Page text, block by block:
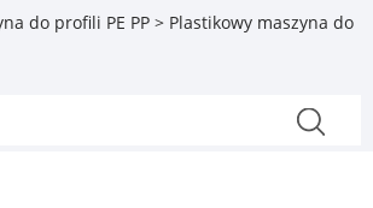
do profili PE PP > Plastikowy maszyna do